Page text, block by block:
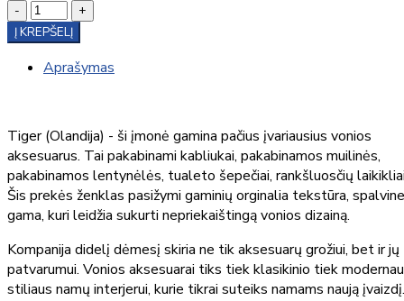
-
+
Į KREPŠELĮ
Aprašymas
Tiger (Olandija) - ši įmonė gamina pačius įvariausius vonios
aksesuarus. Tai pakabinami kabliukai, pakabinamos muilinės,
pakabinamos lentynėlės, tualeto šepečiai, rankšluosčių
Šis prekės ženklas pasižymi gaminių orginalia tekstūra, spalvine
gama, kuri leidžia sukurti nepriekaištingą vonios dizainą.
Kompanija didelį dėmesį skiria ne tik aksesuarų grožiui, bet ir jų
patvarumui. Vonios aksesuarai tiks tiek klasikinio tiek
stiliaus namų interjerui, kurie tikrai suteiks namams naują įvaizdį.